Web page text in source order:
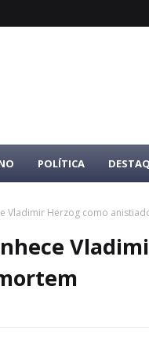
POLÍTICA
Vladimir Herzog como